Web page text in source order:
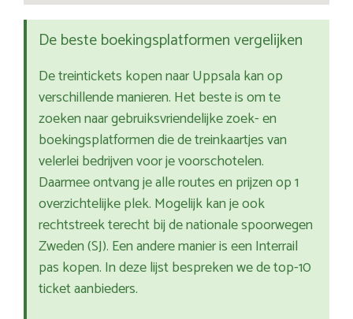
De beste boekingsplatformen vergelijken
De treintickets kopen naar Uppsala kan op
verschillende manieren. Het beste is om te
zoeken naar gebruiksvriendelijke zoek- en
boekingsplatformen die de treinkaartjes van
velerlei bedrijven voor je voorschotelen.
Daarmee ontvang je alle routes en prijzen op 1
overzichtelijke plek. Mogelijk kan je ook
rechtstreek terecht bij de nationale spoorwegen
Zweden (SJ). Een andere manier is een Interrail
pas kopen. In deze lijst bespreken we de top-10
ticket aanbieders.